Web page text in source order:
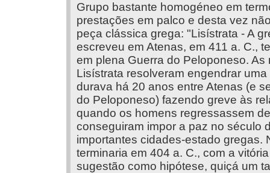
Grupo bastante homogéneo em
prestações em palco e desta vez
peça clássica grega: "Lisístrata - A
escreveu em Atenas, em 411 a. C.,
em plena Guerra do Peloponeso.
Lisístrata resolveram engendrar
durava há 20 anos entre Atenas (e
do Peloponeso) fazendo greve às
quando os homens regressassem
conseguiram impor a paz no século
importantes cidades-estado gregas.
terminaria em 404 a. C., com a
sugestão como hipótese, quiçá um